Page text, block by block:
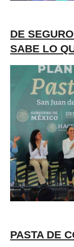
DE
SABE LO
PASTA DE